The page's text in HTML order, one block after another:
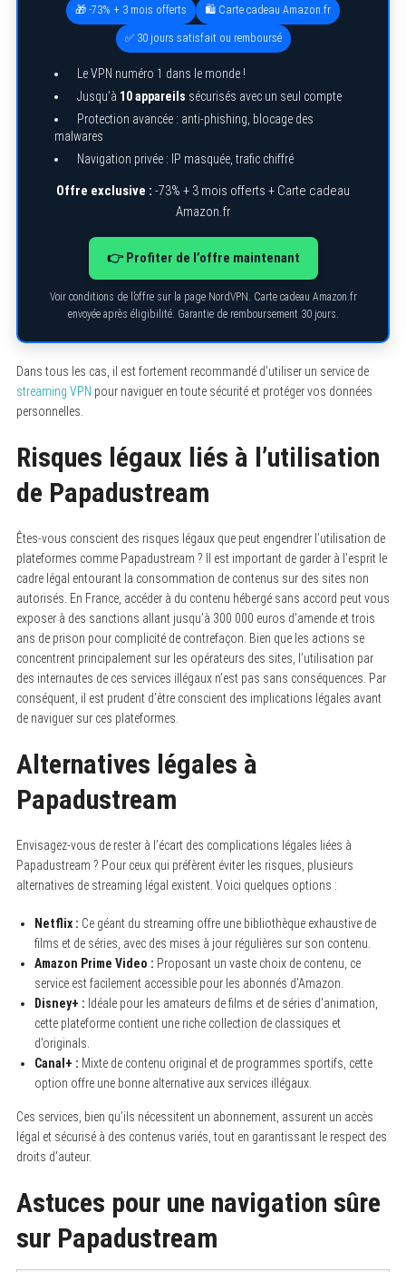
🎁 -73% + 3 mois offerts 🛍️ Carte cadeau Amazon.fr
✅ 30 jours satisfait ou remboursé
Le VPN numéro 1 dans le monde !
Jusqu’à 10 appareils sécurisés avec un seul compte
Protection avancée : anti-phishing, blocage des
malwares
Navigation privée : IP masquée, trafic chiffré
Offre exclusive : -73% + 3 mois offerts + Carte cadeau
Amazon.fr
👉 Profiter de l’offre maintenant
Voir conditions de l’offre sur la page NordVPN. Carte cadeau Amazon.fr
envoyée après éligibilité. Garantie de remboursement 30 jours.
Dans tous les cas, il est fortement recommandé d’utiliser un service de
streaming VPN pour naviguer en toute sécurité et protéger vos données
personnelles.
Risques légaux liés à l’utilisation
de Papadustream
Êtes-vous conscient des risques légaux que peut engendrer l’utilisation de
plateformes comme Papadustream ? Il est important de garder à l’esprit le
cadre légal entourant la consommation de contenus sur des sites non
autorisés. En France, accéder à du contenu hébergé sans accord peut vous
exposer à des sanctions allant jusqu’à 300 000 euros d’amende et trois
ans de prison pour complicité de contrefaçon. Bien que les actions se
concentrent principalement sur les opérateurs des sites, l’utilisation par
des internautes de ces services illégaux n’est pas sans conséquences. Par
conséquent, il est prudent d’être conscient des implications légales avant
de naviguer sur ces plateformes.
Alternatives légales à
Papadustream
Envisagez-vous de rester à l’écart des complications légales liées à
Papadustream ? Pour ceux qui préfèrent éviter les risques, plusieurs
alternatives de streaming légal existent. Voici quelques options :
Netflix : Ce géant du streaming offre une bibliothèque exhaustive de
films et de séries, avec des mises à jour régulières sur son contenu.
Amazon Prime Video : Proposant un vaste choix de contenu, ce
service est facilement accessible pour les abonnés d’Amazon.
Disney+ : Idéale pour les amateurs de films et de séries d’animation,
cette plateforme contient une riche collection de classiques et
d’originals.
Canal+ : Mixte de contenu original et de programmes sportifs, cette
option offre une bonne alternative aux services illégaux.
Ces services, bien qu’ils nécessitent un abonnement, assurent un accès
légal et sécurisé à des contenus variés, tout en garantissant le respect des
droits d’auteur.
Astuces pour une navigation sûre
sur Papadustream